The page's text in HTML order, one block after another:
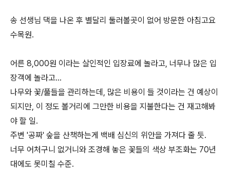
송 선생님 댁을 나온 후 별달리 둘러볼곳이 없어 방문한 아침고요
수목원.
어른 8,000원 이라는 살인적인 입장료에 놀라고, 너무나 많은 입
장객에 놀라고...
나무와 꽃/풀들을 관리하는데, 많은 비용이 들 것이라는 건 예상이
되지만, 이 정도 볼거리에 그만한 비용을 지불한다는 건 재고해봐
야 할 일.
주변 '공짜' 숲을 산책하는게 백배 심신의 위안을 가져다 줄 듯.
너무 어처구니 없거니와 조경해 놓은 꽃들의 색상 부조화는 70년
대에도 못미칠 수준.